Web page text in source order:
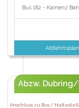
Bus 182 - Kamenz
Abfahrtsplan
Abzw.
Anschluss zu Bus /